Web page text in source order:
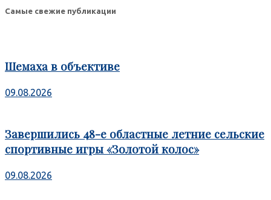
Самые свежие публикации
Шемаха в объективе
09.08.2026
Завершились 48-е областные летние сельские
спортивные игры «Золотой колос»
09.08.2026